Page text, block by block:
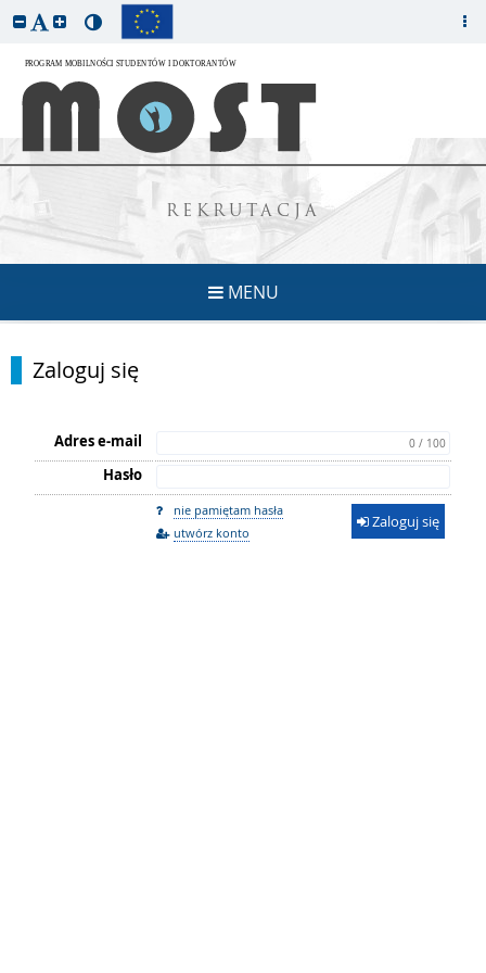
REKRUTACJA
MENU
Zaloguj się
Adres e-mail 0 / 100
Hasło
nie pamiętam hasła
utwórz konto
Zaloguj się